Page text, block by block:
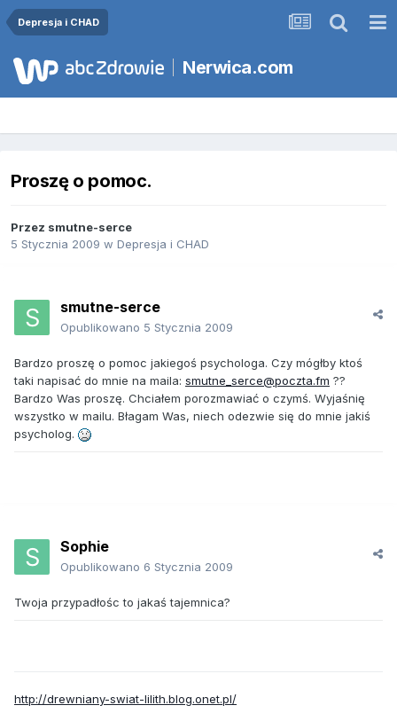
Depresja i CHAD
Nerwica.com
Proszę o pomoc.
Przez smutne-serce
5 Stycznia 2009 w Depresja i CHAD
smutne-serce
Opublikowano 5 Stycznia 2009
Bardzo proszę o pomoc jakiegoś psychologa. Czy mógłby ktoś
taki napisać do mnie na maila: smutne_serce@poczta.fm ??
Bardzo Was proszę. Chciałem porozmawiać o czymś. Wyjaśnię
wszystko w mailu. Błagam Was, niech odezwie się do mnie jakiś
psycholog.
Sophie
Opublikowano 6 Stycznia 2009
Twoja przypadłośc to jakaś tajemnica?
http://drewniany-swiat-lilith.blog.onet.pl/